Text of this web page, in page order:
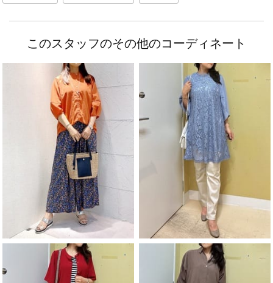
このスタッフのその他のコーディネート